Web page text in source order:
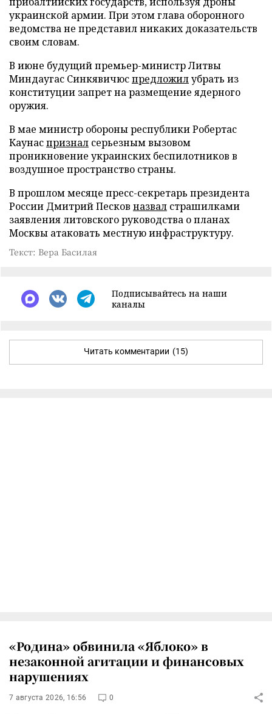
украинской армии. При этом глава оборонного
ведомства не представил никаких доказательств
своим словам.
В июне будущий премьер-министр Литвы
Миндаугас Синкявичюспредложилубрать из
конституции запрет на размещение ядерного
оружия.
В мае министр обороны республики Робертас
Каунаспризнал серьезным вызовом
проникновение украинских беспилотников в
воздушное пространство страны.
В прошлом месяце пресс-секретарь президента
России Дмитрий Песков назвал страшилками
заявления литовского руководства о планах
Москвы атаковать местную инфраструктуру.
Текст: Вера Басилая
Подписывайтесь на наши
каналы
Читать комментарии (15)
«Родина» обвинила «Яблоко» в
незаконной агитации и финансовых
нарушениях
7 августа 2026, 16:56 0